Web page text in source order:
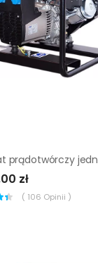
zł
( 106 Opinii )